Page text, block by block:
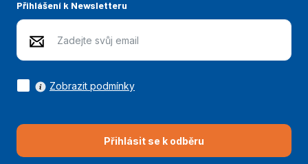
Přihlášení k Newsletteru
Přihlásit se k odběru
Zobrazit podmínky